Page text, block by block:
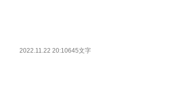
2022.11.22 20:10645文字